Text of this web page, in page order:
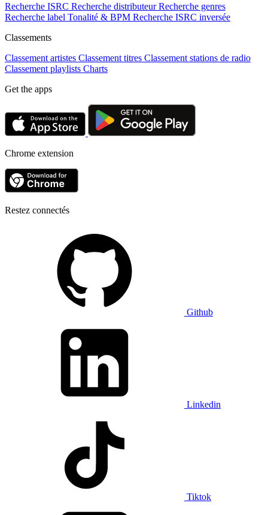
Recherche ISRC Recherche distributeur Recherche genres
Recherche label Tonalité & BPM Recherche ISRC inversée
Classements
Classement artistes Classement titres Classement stations de radio
Classement playlists Charts
Get the apps
Chrome extension
Restez connectés
Github
Linkedin
Tiktok